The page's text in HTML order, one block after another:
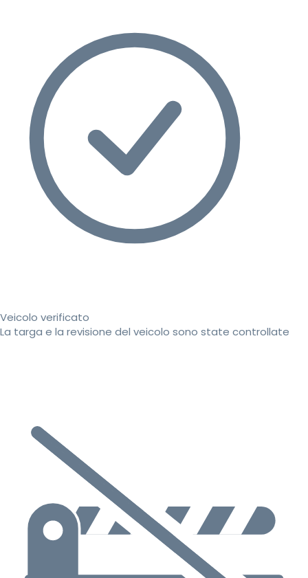
Veicolo verificato
La targa e la revisione del veicolo sono state controllate